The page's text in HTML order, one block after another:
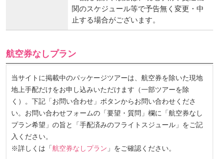
・観光場所や順路は、現地事情や交通機
関のスケジュール等で予告無く変更・中
止する場合がございます。
航空券なしプラン
当サイトに掲載中のパッケージツアーは、航空券を除いた現地
地上手配だけをお申し込みいただけます（一部ツアーを除
く）。下記「お問い合わせ」ボタンからお問い合わせくださ
い。お問い合わせフォームの「要望・質問」欄に「航空券なし
プラン希望」の旨と「手配済みのフライトスジュール」をご記
入ください。